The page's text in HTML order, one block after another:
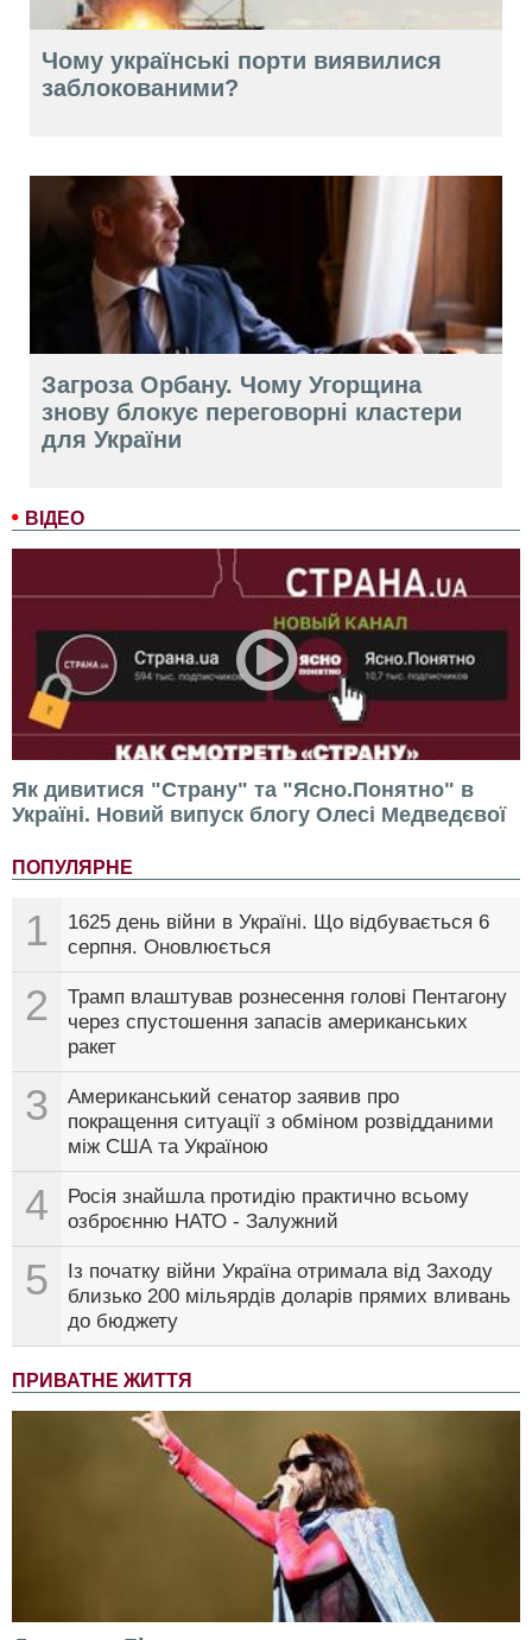
ВІДЕО
Як дивитися "Страну" та "Ясно.Понятно" в
Україні. Новий випуск блогу Олесі Медведєвої
ПОПУЛЯРНЕ
1
1625 день війни в Україні. Що відбувається 6
серпня. Оновлюється
2
Трамп влаштував рознесення голові Пентагону
через спустошення запасів американських
ракет
3
Американський сенатор заявив про
покращення ситуації з обміном розвідданими
між США та Україною
4
Росія знайшла протидію практично всьому
озброєнню НАТО - Залужний
5
Із початку війни Україна отримала від Заходу
близько 200 мільярдів доларів прямих вливань
до бюджету
ПРИВАТНЕ ЖИТТЯ
Чому українські порти виявилися
заблокованими?
Загроза Орбану. Чому Угорщина
знову блокує переговорні кластери
для України